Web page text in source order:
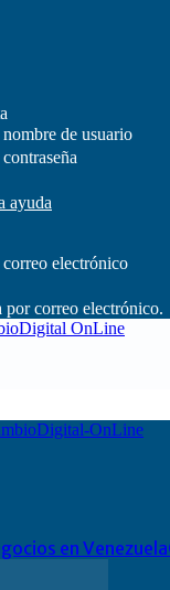
nombre de usuario
ayuda
correo electrónico
por correo electrónico.
OnLine
en Venezuela